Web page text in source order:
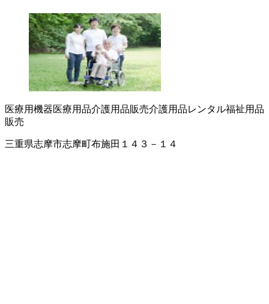
医療用機器医療用品介護用品販売介護用品レンタル福祉用品
販売
三重県志摩市志摩町布施田１４３－１４